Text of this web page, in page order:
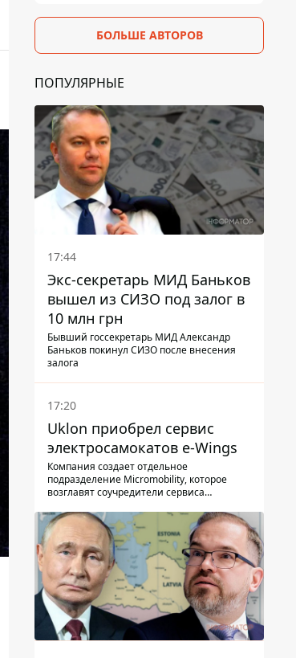
БОЛЬШЕ АВТОРОВ
ПОПУЛЯРНЫЕ
17:44
Экс-секретарь МИД Баньков
вышел из СИЗО под залог в
10 млн грн
Бывший госсекретарь МИД Александр
Баньков покинул СИЗО после внесения
залога
17:20
Uklon приобрел сервис
электросамокатов e-Wings
Компания создает отдельное
подразделение Micromobility, которое
возглавят соучредители сервиса